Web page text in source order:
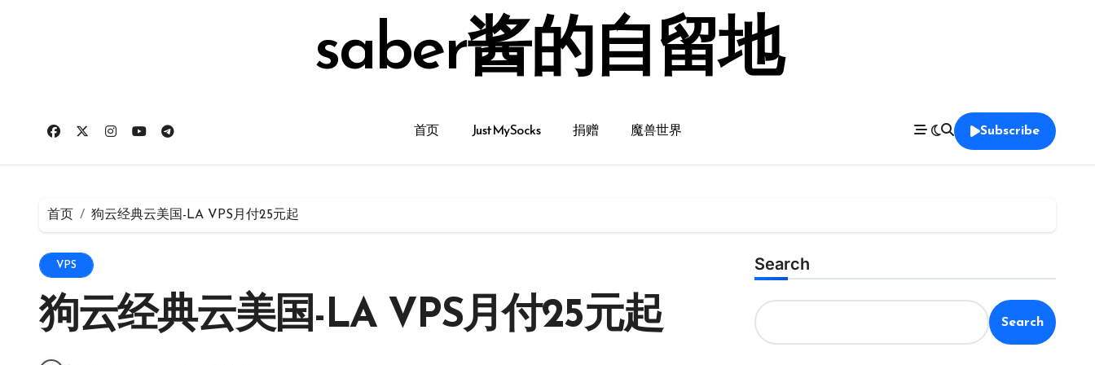
saber酱的自留地
首页 JustMySocks 捐赠 魔兽世界 Subscribe
首页 狗云经典云美国-LA VPS月付25元起
VPS
狗云经典云美国-LA VPS月付25元起
Search
Search